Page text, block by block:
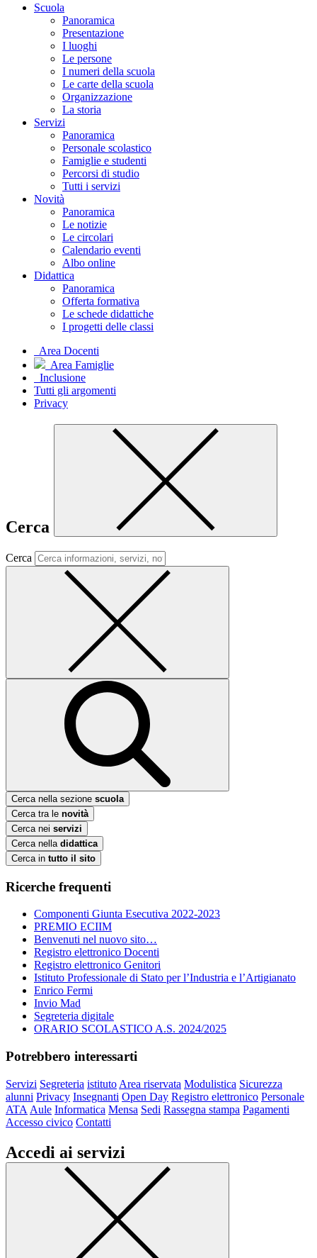
Scuola
Panoramica
Presentazione
I luoghi
Le persone
I numeri della scuola
Le carte della scuola
Organizzazione
La storia
Servizi
Panoramica
Personale scolastico
Famiglie e studenti
Percorsi di studio
Tutti i servizi
Novità
Panoramica
Le notizie
Le circolari
Calendario eventi
Albo online
Didattica
Panoramica
Offerta formativa
Le schede didattiche
I progetti delle classi
Area Docenti
Area Famiglie
Inclusione
Tutti gli argomenti
Privacy
Cerca
Cerca
Cerca nella sezione scuola
Cerca tra le novità
Cerca nei servizi
Cerca nella didattica
Cerca in tutto il sito
Ricerche frequenti
Componenti Giunta Esecutiva 2022-2023
PREMIO ECIIM
Benvenuti nel nuovo sito…
Registro elettronico Docenti
Registro elettronico Genitori
Istituto Professionale di Stato per l’Industria e l’Artigianato
Enrico Fermi
Invio Mad
Segreteria digitale
ORARIO SCOLASTICO A.S. 2024/2025
Potrebbero interessarti
Servizi Segreteria istituto Area riservata Modulistica Sicurezza
alunni Privacy Insegnanti Open Day Registro elettronico Personale
ATA Aule Informatica Mensa Sedi Rassegna stampa Pagamenti
Accesso civico Contatti
Accedi ai servizi